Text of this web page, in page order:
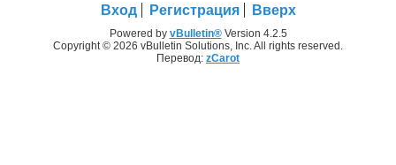
Вход Регистрация Вверх
Powered by vBulletin®Version 4.2.5
Copyright © 2026 vBulletin Solutions, Inc. All rights reserved.
Перевод: zCarot